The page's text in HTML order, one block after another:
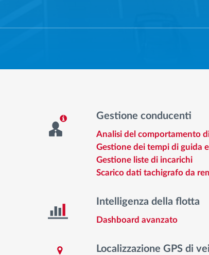
Gestione conducenti
Analisi del comportamento
Gestione dei tempi di guida
Gestione liste di incarichi
Scarico dati tachigrafo da
Intelligenza della flotta
Dashboard avanzato
Localizzazione GPS di